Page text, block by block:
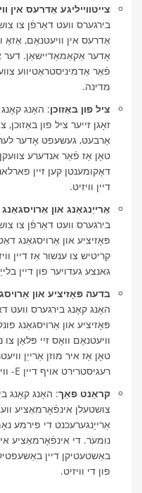
צייטווייליגע אַדרעס אין
בירגערס וועט דאַרפֿן צו
אַדרעס אין וויעטנאַם, אַזאַ
אָדער אַקאַמאַדיישאַן. דער
פֿאַר אַדמיניסטראַטיווע
מדינה.
ציל פון באַזוכן: האָנג
זאָגן זייער ציל פון
אַרבעט, געשעפט אָדער
טאָן אַז פֿאַר אנדערע צוועקן
דאָקומענטן קען זיין
דיין וויזיט.
אַרייַנגאַנג און
בירגערס וועט דאַרפֿן צו
פּאָזיציע און אַרויסגאַנג
קריטיש צו ענשור אַז דיין
גאנצע געדויער פון דיין
בדעה פּאָזיציע און
האָנג קאָנג בירגערס וועט
פּאָזיציע און אַרויסגאַנג
וויעטנאַם וואָס זיי פּלאַן צו
טאָן אַז איר מוזן אַרייַן
רעגיסטרירט אויף דיין E- וויזע, אַחוץ פֿאַר ערפּאָרץ.
קראַנט פאַך: האָנג קאָנג
צושטעלן אינפֿאָרמאַציע
אַרייַנגערעכנט די פירמע
נומער. די אינפֿאָרמאַציע
באַשטעטיקן דיין
פון די וויזיט.